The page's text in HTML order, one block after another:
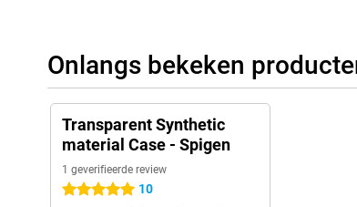
Onlangs bekeken
Transparent Synthetic
material Case - Spigen
1 geverifieerde review
5 sterren 10